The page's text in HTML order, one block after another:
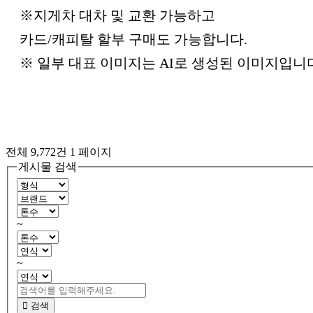
※지게차 대차 및 교환 가능하고
카드/캐피탈 할부 구매도 가능합니다.
※ 일부 대표 이미지는 AI로 생성된 이미지입니
전체 9,772건 1 페이지
게시물 검색
~
~
검색